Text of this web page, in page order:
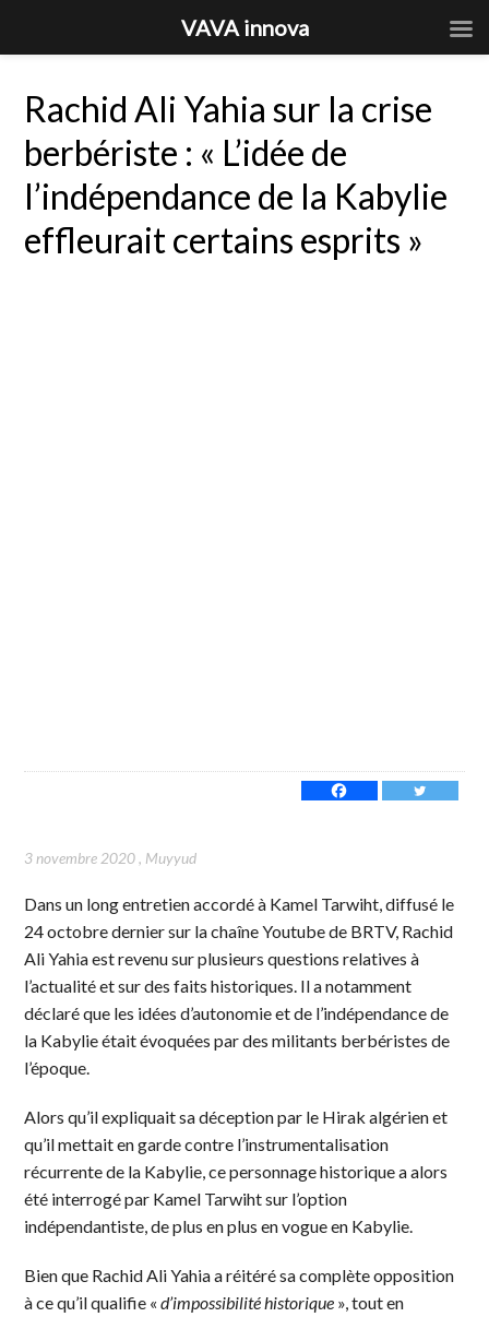
Rachid Ali Yahia sur la crise
berbériste : « L’idée de
l’indépendance de la Kabylie
effleurait certains esprits »
3 novembre 2020, Muyyud
Dans un long entretien accordé à Kamel Tarwiht, diffusé le
24 octobre dernier sur la chaîne Youtube de BRTV, Rachid
Ali Yahia est revenu sur plusieurs questions relatives à
l’actualité et sur des faits historiques. Il a notamment
déclaré que les idées d’autonomie et de l’indépendance de
la Kabylie était évoquées par des militants berbéristes de
l’époque.
Alors qu’il expliquait sa déception par le Hirak algérien et
qu’il mettait en garde contre l’instrumentalisation
récurrente de la Kabylie, ce personnage historique a alors
été interrogé par Kamel Tarwiht sur l’option
indépendantiste, de plus en plus en vogue en Kabylie.
Bien que Rachid Ali Yahia a réitéré sa complète opposition
à ce qu’il qualifie «d’impossibilité historique », tout en
VAVA innova